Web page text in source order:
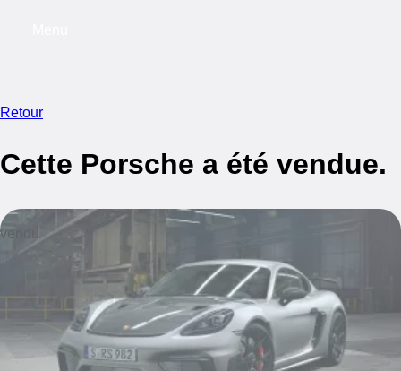
Retour
Cette Porsche a été vendue.
vendu